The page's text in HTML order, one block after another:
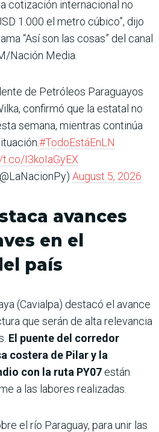
cotización internacional no
1.000 el metro cúbico”, dijo
“Así son las cosas” del canal
Nación Media.
de Petróleos Paraguayos
confirmó que la estatal no
semana, mientras continúa
#TodoEstáEnLN
I3koIaGyEX
August 5, 2026
avances
en el
país
(Cavialpa) destacó el avance
que serán de alta relevancia
El puente del corredor
costera de Pilar y la
con la ruta PY07 están
a las labores realizadas.
el río Paraguay, para unir las